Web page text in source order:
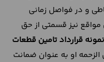
و در فواصل زمانی
نیز قسمتی از حق
نمونه قرارداد تامین قطعات
او به عنوان ضمانت